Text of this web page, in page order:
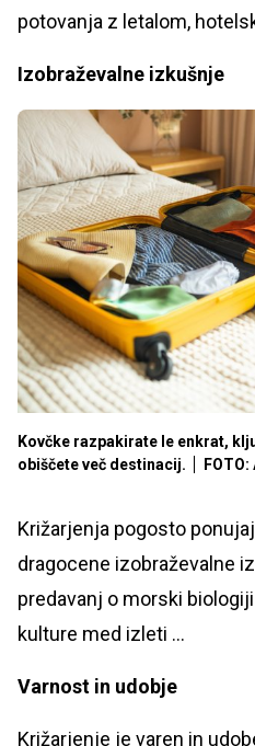
potovanja z letalom,
Izobraževalne izkušnje
Kovčke razpakirate le enkrat,
obiščete več destinacij.
Križarjenja pogosto
dragocene izobraževalne
predavanj o morski
kulture med izleti ...
Varnost in udobje
Križarjenje je varen in